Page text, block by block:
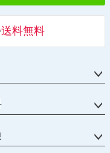
送料無料